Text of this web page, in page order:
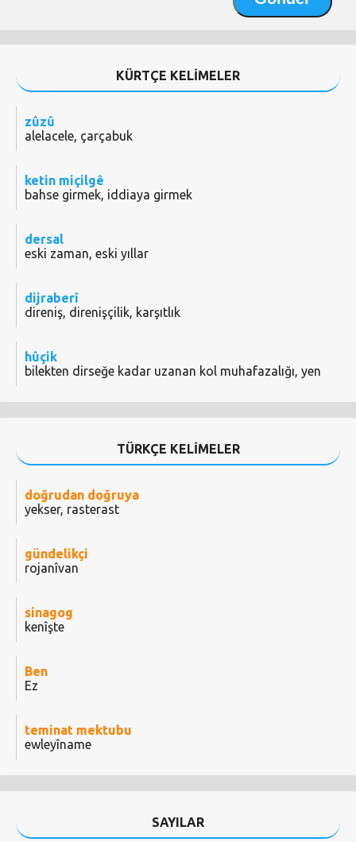
KÜRTÇE KELİMELER
zûzû
alelacele, çarçabuk
ketin miçilgê
bahse girmek, iddiaya girmek
dersal
eski zaman, eski yıllar
dijraberî
direniş, direnişçilik, karşıtlık
hûçik
bilekten dirseğe kadar uzanan kol muhafazalığı, yen
TÜRKÇE KELİMELER
doğrudan doğruya
yekser, rasterast
gündelikçi
rojanîvan
sinagog
kenîşte
Ben
Ez
teminat mektubu
ewleyîname
SAYILAR